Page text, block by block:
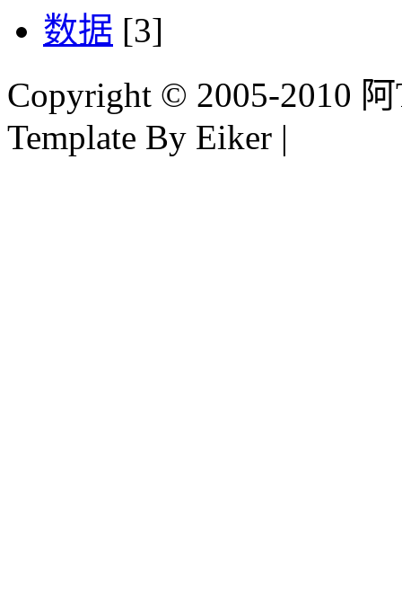
数据 [3]
Copyright © 2005-2010
Template By Eiker |